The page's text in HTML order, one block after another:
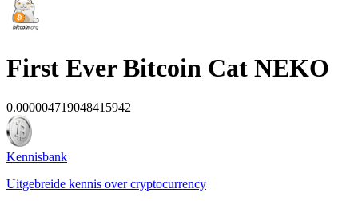
First Ever Bitcoin Cat NEKO
0.000004719048415942
Kennisbank
Uitgebreide kennis over cryptocurrency